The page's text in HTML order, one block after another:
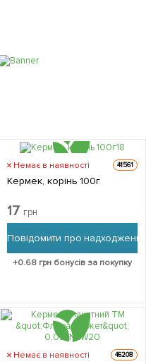
Немає в наявності 41561
Кермек, корінь 100г
17 грн
Повідомити про надходження
+0.68 грн бонусів за покупку
Немає в наявності 46208